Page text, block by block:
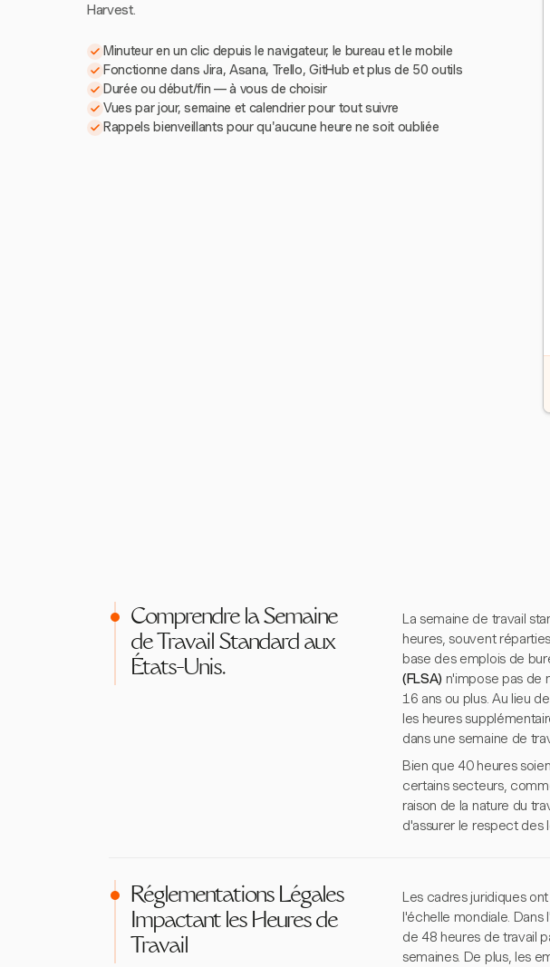
Harvest.
Minuteur en un clic depuis le navigateur, le bureau et le mobile
Fonctionne dans Jira, Asana, Trello, GitHub et plus de 50 outils
Durée ou début/fin — à vous de choisir
Vues par jour, semaine et calendrier pour tout suivre
Rappels bienveillants pour qu'aucune heure ne soit oubliée
Comprendre la Semaine
de Travail Standard aux
États-Unis.
La semaine de travail
heures, souvent
base des emplois de
(FLSA) n'impose pas de
16 ans ou plus. Au lieu
les heures
dans une semaine de
Bien que 40 heures
certains secteurs,
raison de la nature du
d'assurer le respect des
Réglementations Légales
Impactant les Heures de
Travail
Les cadres juridiques
l'échelle mondiale. Dans
de 48 heures de travail
semaines. De plus, les